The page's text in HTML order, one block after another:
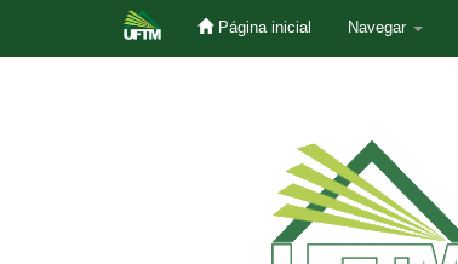
Página inicial Navegar